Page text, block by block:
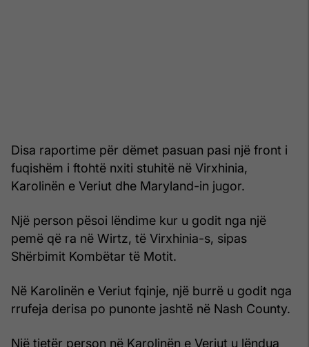
Disa raportime për dëmet pasuan pasi një front i
fuqishëm i ftohtë nxiti stuhitë në Virxhinia,
Karolinën e Veriut dhe Maryland-in jugor.
Një person pësoi lëndime kur u godit nga një
pemë që ra në Wirtz, të Virxhinia-s, sipas
Shërbimit Kombëtar të Motit.
Në Karolinën e Veriut fqinje, një burrë u godit nga
rrufeja derisa po punonte jashtë në Nash County.
Një tjetër person në Karolinën e Veriut u lëndua